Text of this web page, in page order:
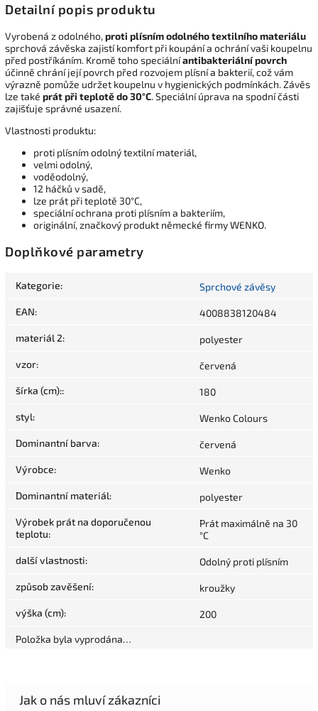
Detailní popis produktu
Vyrobená z odolného,proti plísním odolného textilního materiálu
sprchová závěska zajistí komfort při koupání a ochrání vaši koupelnu
před postříkáním. Kromě toho speciálníantibakteriální povrch
účinně chrání její povrch před rozvojem plísní a bakterií, což vám
výrazně pomůže udržet koupelnu v hygienických podmínkách. Závěs
lze také prát při teplotě do 30°C. Speciální úprava na spodní části
zajišťuje správné usazení.
Vlastnosti produktu:
proti plísním odolný textilní materiál,
velmi odolný,
voděodolný,
12 háčků v sadě,
lze prát při teplotě 30°C,
speciální ochrana proti plísním a bakteriím,
originální, značkový produkt německé firmy WENKO.
Doplňkové parametry
Kategorie: Sprchové závěsy
EAN: 4008838120484
materiál 2: polyester
vzor: červená
šírka (cm):: 180
styl: Wenko Colours
Dominantní barva: červená
Výrobce: Wenko
Dominantní materiál: polyester
Výrobek prát na doporučenou
teplotu:
Prát maximálně na 30
°C
další vlastnosti: Odolný proti plísním
způsob zavěšení: kroužky
výška (cm): 200
Položka byla vyprodána…